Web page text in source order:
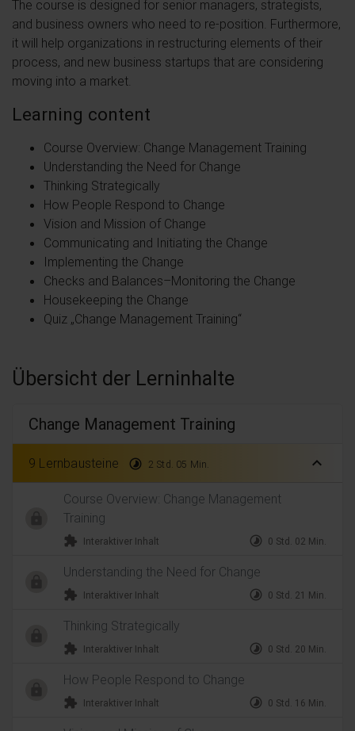
The course is designed for senior managers, strategists,
and business owners who need to re-position. Furthermore,
it will help organizations in restructuring elements of their
process, and new business startups that are considering
moving into a market.
Learning content
Course Overview: Change Management Training
Understanding the Need for Change
Thinking Strategically
How People Respond to Change
Vision and Mission of Change
Communicating and Initiating the Change
Implementing the Change
Checks and Balances–Monitoring the Change
Housekeeping the Change
Quiz „Change Management Training“
Übersicht der Lerninhalte
Change Management Training
9 Lernbausteine timelapse 2 Std. 05 Min. expand_less
Course Overview: Change Management
Training
extension Interaktiver Inhalt timelapse 0 Std. 02 Min.
Understanding the Need for Change
extension Interaktiver Inhalt timelapse 0 Std. 21 Min.
Thinking Strategically
extension Interaktiver Inhalt timelapse 0 Std. 20 Min.
How People Respond to Change
extension Interaktiver Inhalt timelapse 0 Std. 16 Min.